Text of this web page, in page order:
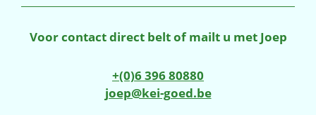
Voor contact direct belt of mailt u met Joep
+(0)6 396 80880
joep@kei-goed.be